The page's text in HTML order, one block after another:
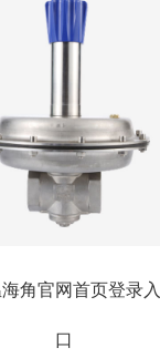
角官网首页登录入
口